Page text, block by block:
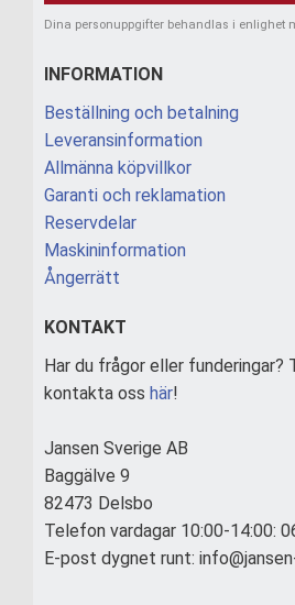
Dina personuppgifter behandlas i enlighet
INFORMATION
Beställning och betalning
Leveransinformation
Allmänna köpvillkor
Garanti och reklamation
Reservdelar
Maskininformation
Ångerrätt
KONTAKT
Har du frågor eller funderingar?
kontakta oss här!
Jansen Sverige AB
Baggälve 9
82473 Delsbo
Telefon vardagar 10:00-14:00:
E-post dygnet runt: